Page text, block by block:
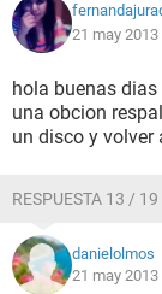
21 may
hola buenas
una obcion
un disco y
RESPUESTA 13 / 19
danielolmos
21 may